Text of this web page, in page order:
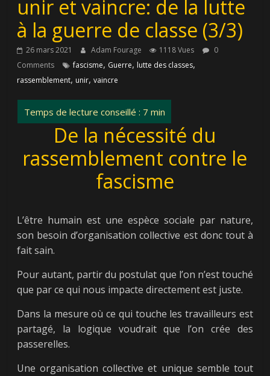
unir et vaincre: de la lutte
à la guerre de classe (3/3)
26 mars 2021 Adam Fourage 1118 Vues
0
Comments
fascisme, Guerre, lutte des classes,
rassemblement, unir,vaincre
De la nécessité du
rassemblement contre le
fascisme
L’être humain est une espèce sociale par nature,
son besoin d’organisation collective est donc tout à
fait sain.
Pour autant, partir du postulat que l’on n’est touché
que par ce qui nous impacte directement est juste.
Dans la mesure où ce qui touche les travailleurs est
partagé, la logique voudrait que l’on crée des
passerelles.
Une organisation collective et unique semble tout